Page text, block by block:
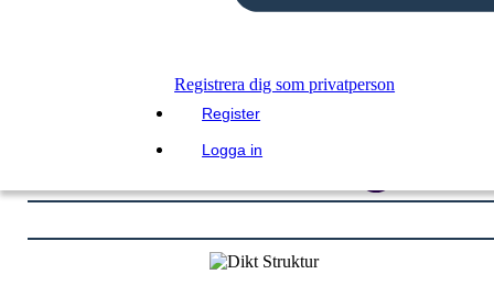
Registrera dig som privatperson
Register
Logga in